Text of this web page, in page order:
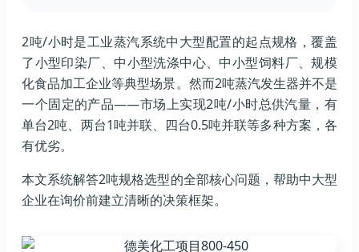
2吨/小时是工业蒸汽系统中大型配置的起点规格，覆盖
了小型印染厂、中小型洗涤中心、中小型饲料厂、规模
化食品加工企业等典型场景。然而2吨蒸汽发生器并不是
一个固定的产品——市场上实现2吨/小时总供汽量，有
单台2吨、两台1吨并联、四台0.5吨并联等多种方案，各
有优劣。
本文系统解答2吨规格选型的全部核心问题，帮助中大型
企业在询价前建立清晰的决策框架。